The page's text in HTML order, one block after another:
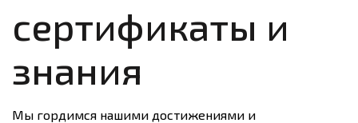
сертификаты и
знания
Мы гордимся нашими достижениями и